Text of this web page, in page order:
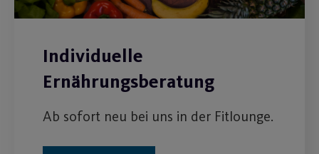
Individuelle
Ernährungsberatung
Ab sofort neu bei uns in der Fitlounge.